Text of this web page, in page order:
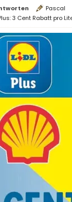
Pascal
3 Cent Rabatt pro